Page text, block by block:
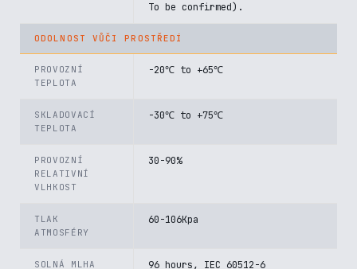
To be confirmed).
ODOLNOST VŮČI PROSTŘEDÍ
PROVOZNÍ
TEPLOTA
-20℃ to +65℃
SKLADOVACÍ
TEPLOTA
-30℃ to +75℃
PROVOZNÍ
RELATIVNÍ
VLHKOST
30-90%
TLAK
ATMOSFÉRY
60-106Kpa
SOLNÁ MLHA 96 hours, IEC 60512-6